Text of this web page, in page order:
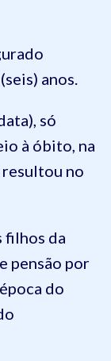
anos.
só
à óbito, na
resultou no
filhos da
pensão por
do